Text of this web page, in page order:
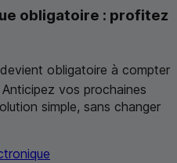
obligatoire : profitez
obligatoire à compter
vos prochaines
simple, sans changer